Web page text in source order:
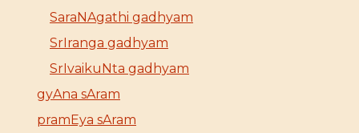
SaraNAgathi gadhyam
SrIranga gadhyam
SrIvaikuNta gadhyam
gyAna sAram
pramEya sAram